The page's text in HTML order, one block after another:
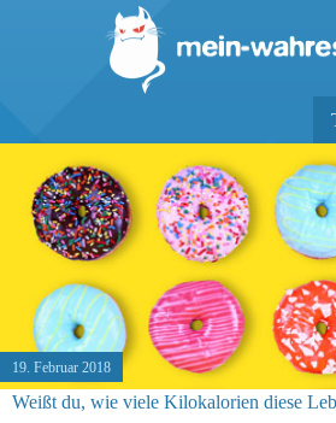
19. Februar 2018
Weißt du, wie viele Kilokalorien diese